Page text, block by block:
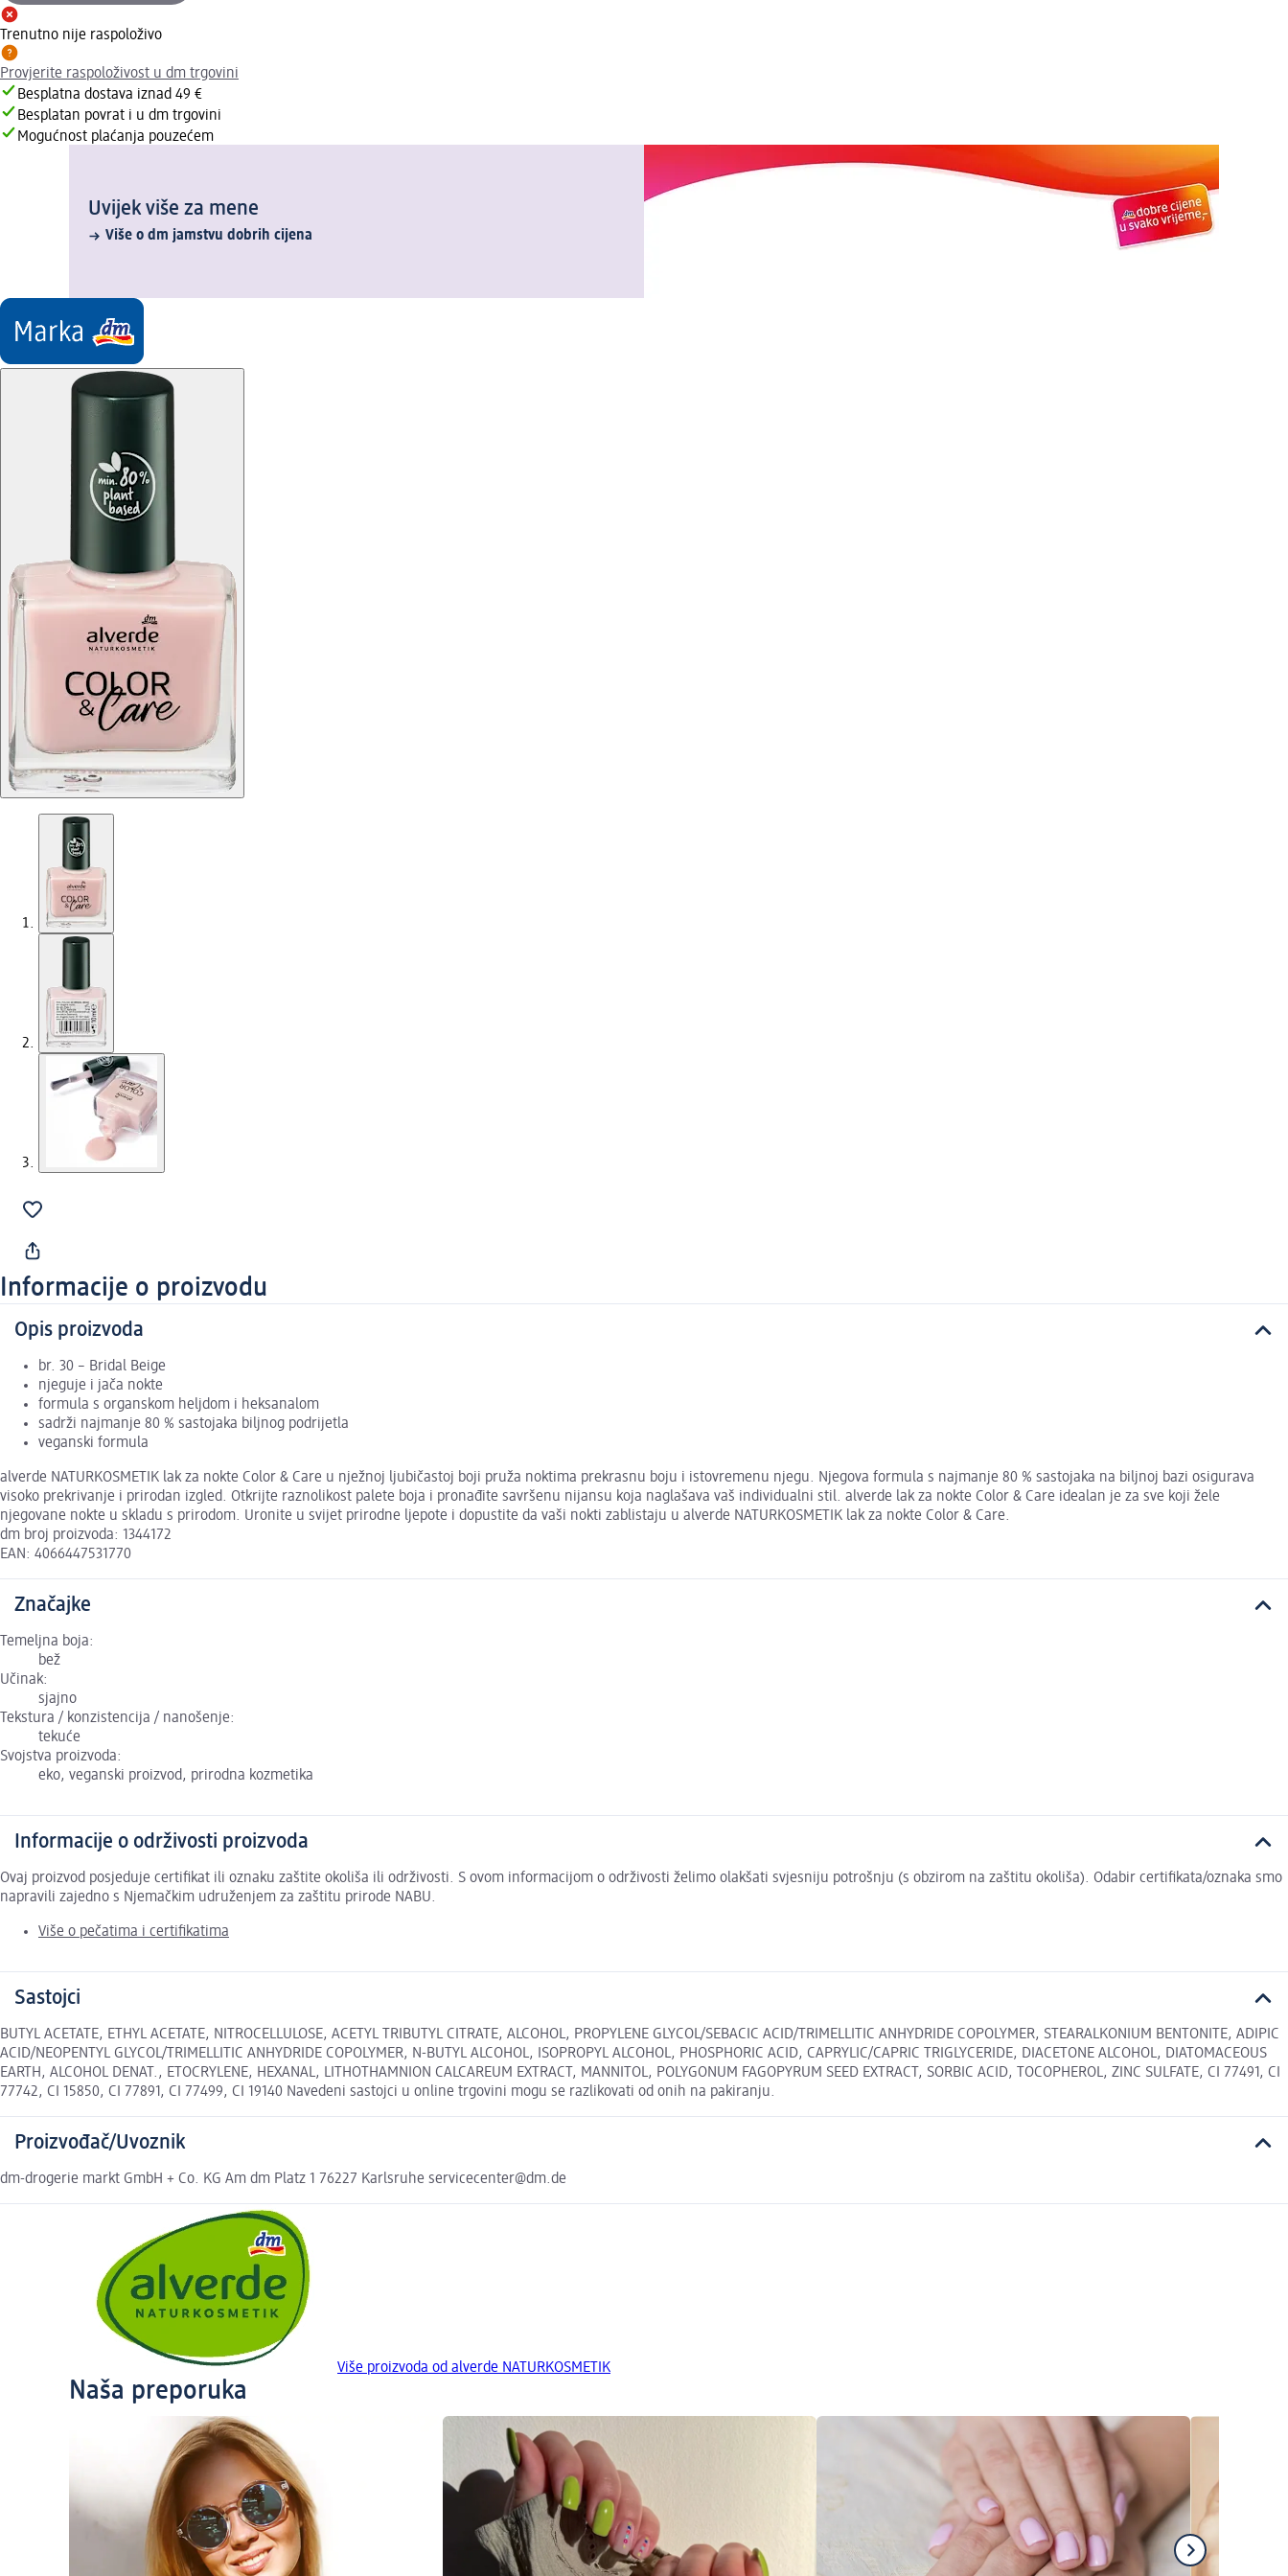
Trenutno nije raspoloživo
Provjerite raspoloživost u dm trgovini
Besplatna dostava iznad 49 €
Besplatan povrat i u dm trgovini
Mogućnost plaćanja pouzećem
Uvijek više za mene
Više o dm jamstvu dobrih cijena
Informacije o proizvodu
Opis proizvoda
br. 30 – Bridal Beige
njeguje i jača nokte
formula s organskom heljdom i heksanalom
sadrži najmanje 80 % sastojaka biljnog podrijetla
veganski formula
alverde NATURKOSMETIK lak za nokte Color & Care u nježnoj ljubičastoj boji pruža noktima prekrasnu boju i istovremenu njegu. Njegova formula s najmanje 80 % sastojaka na biljnoj bazi osigurava
visoko prekrivanje i prirodan izgled. Otkrijte raznolikost palete boja i pronađite savršenu nijansu koja naglašava vaš individualni stil. alverde lak za nokte Color & Care idealan je za sve koji žele
njegovane nokte u skladu s prirodom. Uronite u svijet prirodne ljepote i dopustite da vaši nokti zablistaju u alverde NATURKOSMETIK lak za nokte Color & Care.
dm broj proizvoda: 1344172
EAN: 4066447531770
Značajke
Temeljna boja:
bež
Učinak:
sjajno
Tekstura / konzistencija / nanošenje:
tekuće
Svojstva proizvoda:
eko, veganski proizvod, prirodna kozmetika
Informacije o održivosti proizvoda
Ovaj proizvod posjeduje certifikat ili oznaku zaštite okoliša ili održivosti. S ovom informacijom o održivosti želimo olakšati svjesniju potrošnju (s obzirom na zaštitu okoliša). Odabir certifikata/oznaka smo
napravili zajedno s Njemačkim udruženjem za zaštitu prirode NABU.
Više o pečatima i certifikatima
Sastojci
BUTYL ACETATE, ETHYL ACETATE, NITROCELLULOSE, ACETYL TRIBUTYL CITRATE, ALCOHOL, PROPYLENE GLYCOL/SEBACIC ACID/TRIMELLITIC ANHYDRIDE COPOLYMER, STEARALKONIUM BENTONITE, ADIPIC
ACID/NEOPENTYL GLYCOL/TRIMELLITIC ANHYDRIDE COPOLYMER, N-BUTYL ALCOHOL, ISOPROPYL ALCOHOL, PHOSPHORIC ACID, CAPRYLIC/CAPRIC TRIGLYCERIDE, DIACETONE ALCOHOL, DIATOMACEOUS
EARTH, ALCOHOL DENAT., ETOCRYLENE, HEXANAL, LITHOTHAMNION CALCAREUM EXTRACT, MANNITOL, POLYGONUM FAGOPYRUM SEED EXTRACT, SORBIC ACID, TOCOPHEROL, ZINC SULFATE, CI 77491, CI
77742, CI 15850, CI 77891, CI 77499, CI 19140 Navedeni sastojci u online trgovini mogu se razlikovati od onih na pakiranju.
Proizvođač/Uvoznik
dm-drogerie markt GmbH + Co. KG Am dm Platz 1 76227 Karlsruhe servicecenter@dm.de
Više proizvoda od alverde NATURKOSMETIK
Naša preporuka